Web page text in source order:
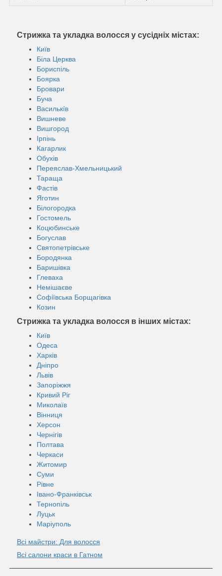
Стрижка та укладка волосся у сусідніх містах:
Київ
Біла Церква
Бориспіль
Боярка
Бровари
Буча
Василькíв
Вишневе
Вишгород
Ірпінь
Кагарлик
Обухів
Переяслав-Хмельницький
Тараща
Фастів
Яготин
Білогородка
Гостомель
Коцюбинське
Богуслав
Святопетрівське
Бородянка
Баришівка
Глеваха
Немішаєве
Софіївська Борщагівка
Козин
Стрижка та укладка волосся в інших містах:
Київ
Одеса
Харків
Дніпро
Львів
Запоріжжя
Кривий Ріг
Миколаїв
Вінниця
Херсон
Чернігів
Полтава
Черкаси
Житомир
Суми
Рівне
Івано-Франківськ
Тернопіль
Луцьк
Маріуполь
Всі майстри: Для волосся
Всі салони краси в Гатном